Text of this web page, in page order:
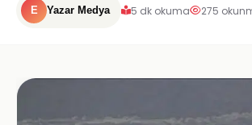
E Yazar Medya 5 dk okuma 275